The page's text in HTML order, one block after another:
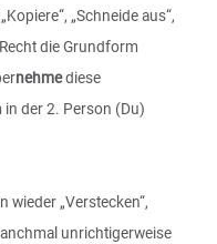
„Schneide aus“,
die Grundform
nehmediese
der 2. Person (Du)
wieder „Verstecken“,
unrichtigerweise